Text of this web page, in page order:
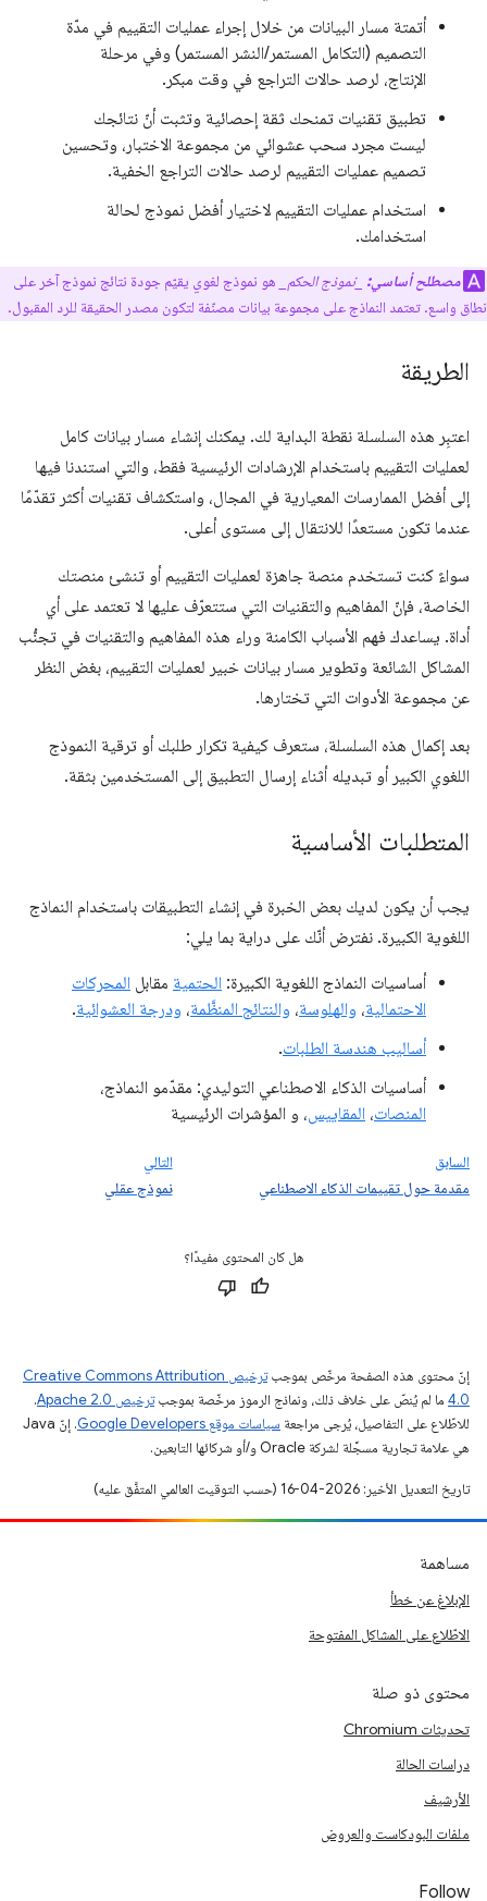
أتمتة مسار البيانات من خلال إجراء عمليات التقييم في مدّة
التصميم (التكامل المستمر/النشر المستمر) وفي مرحلة
الإنتاج، لرصد حالات التراجع في وقت مبكر.
تطبيق تقنيات تمنحك ثقة إحصائية وتثبت أنّ نتائجك
ليست مجرد سحب عشوائي من مجموعة الاختبار، وتحسين
تصميم عمليات التقييم لرصد حالات التراجع الخفية.
استخدام عمليات التقييم لاختيار أفضل نموذج لحالة
استخدامك.
مصطلح أساسي: _نموذج الحكم_
هو نموذج لغوي يقيّم جودة نتائج نموذج آخر على
نطاق واسع. تعتمد النماذج على مجموعة بيانات مصنّفة لتكون مصدر الحقيقة للرد المقبول.
الطريقة
اعتبِر هذه السلسلة نقطة البداية لك. يمكنك إنشاء مسار بيانات كامل
لعمليات التقييم باستخدام الإرشادات الرئيسية فقط، والتي استندنا فيها
إلى أفضل الممارسات المعيارية في المجال، واستكشاف تقنيات أكثر تقدّمًا
عندما تكون مستعدًا للانتقال إلى مستوى أعلى.
سواءً كنت تستخدم منصة جاهزة لعمليات التقييم أو تنشئ منصتك
الخاصة، فإنّ المفاهيم والتقنيات التي ستتعرّف عليها لا تعتمد على أي
أداة. يساعدك فهم الأسباب الكامنة وراء هذه المفاهيم والتقنيات في تجنُّب
المشاكل الشائعة وتطوير مسار بيانات خبير لعمليات التقييم، بغض النظر
عن مجموعة الأدوات التي تختارها.
بعد إكمال هذه السلسلة، ستعرف كيفية تكرار طلبك أو ترقية النموذج
اللغوي الكبير أو تبديله أثناء إرسال التطبيق إلى المستخدمين بثقة.
المتطلبات الأساسية
يجب أن يكون لديك بعض الخبرة في إنشاء التطبيقات باستخدام النماذج
اللغوية الكبيرة. نفترض أنّك على دراية بما يلي:
أساسيات النماذج اللغوية الكبيرة: الحتمية مقابل المحركات
الاحتمالية، والهلوسة، والنتائج المنظَّمة، ودرجة العشوائية.
أساليب هندسة الطلبات.
أساسيات الذكاء الاصطناعي التوليدي: مقدّمو النماذج،
المنصات، المقاييس، و المؤشرات الرئيسية
السابق
مقدمة حول تقييمات الذكاء الاصطناعي
التالي
نموذج عقلي
هل كان المحتوى مفيدًا؟
إنّ محتوى هذه الصفحة مرخّص بموجب
ترخيص Creative Commons Attribution
4.0‏ ما لم يُنصّ على خلاف ذلك، ونماذج الرموز مرخّصة بموجبترخيص Apache 2.0‏
.
للاطّلاع على التفاصيل، يُرجى مراجعة سياسات موقع Google Developers‏
. إنّ Java
هي علامة تجارية مسجَّلة لشركة Oracle و/أو شركائها التابعين.
تاريخ التعديل الأخير: 2026-04-16 (حسب التوقيت العالمي المتفَّق عليه)
مساهمة
الإبلاغ عن خطأ
الاطّلاع على المشاكل المفتوحة
محتوى ذو صلة
تحديثات Chromium
دراسات الحالة
الأرشيف
ملفات البودكاست والعروض
Follow